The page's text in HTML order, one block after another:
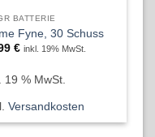
BATTERIE
Fyne, 30 Schuss
€ inkl. 19% MwSt.
19 % MwSt.
Versandkosten